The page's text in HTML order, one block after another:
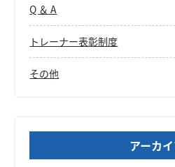
Q ＆ A
トレーナー表彰制度
その他
アーカ